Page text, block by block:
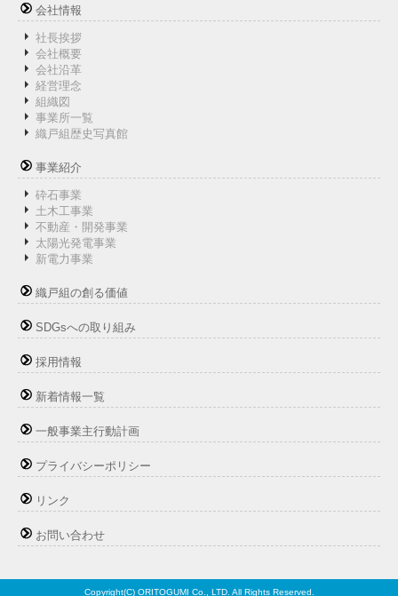
会社情報
社長挨拶
会社概要
会社沿革
経営理念
組織図
事業所一覧
織戸組歴史写真館
事業紹介
砕石事業
土木工事業
不動産・開発事業
太陽光発電事業
新電力事業
織戸組の創る価値
SDGsへの取り組み
採用情報
新着情報一覧
一般事業主行動計画
プライバシーポリシー
リンク
お問い合わせ
Copyright(C) ORITOGUMI Co., LTD. All Rights Reserved.